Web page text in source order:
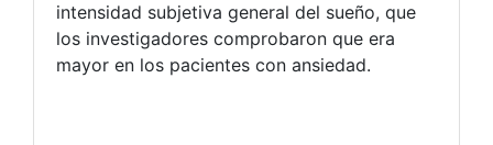
intensidad subjetiva general del sueño, que
los investigadores comprobaron que era
mayor en los pacientes con ansiedad.